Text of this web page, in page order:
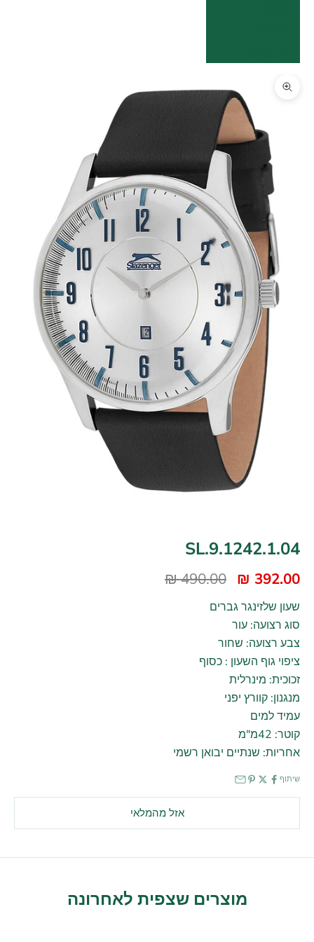
SL.9.1242.1.04
392.00 ₪
490.00 ₪
שעון שלזינגר גברים
סוג רצועה: עור
צבע רצועה: שחור
ציפוי גוף השעון : כסוף
זכוכית: מינרלית
מנגנון: קוורץ יפני
עמיד למים
קוטר: 42מ"מ
אחריות: שנתיים יבואן רשמי
שיתוף
אזל מהמלאי
מוצרים שצפית לאחרונה